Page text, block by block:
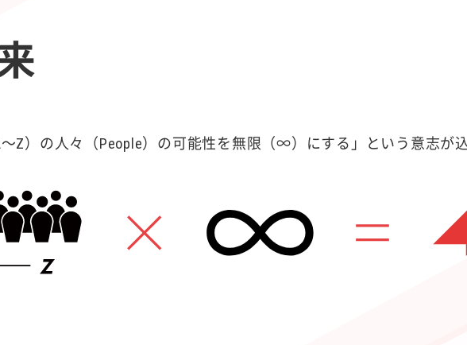
Z）の人々（People）の可能性を無限（∞）にする」という意志が